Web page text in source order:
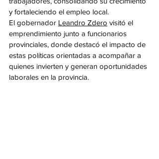
y fortaleciendo el empleo local.
El gobernador Leandro Zdero visitó el
emprendimiento junto a funcionarios
provinciales, donde destacó el impacto de
estas políticas orientadas a acompañar a
quienes invierten y generan oportunidades
laborales en la provincia.